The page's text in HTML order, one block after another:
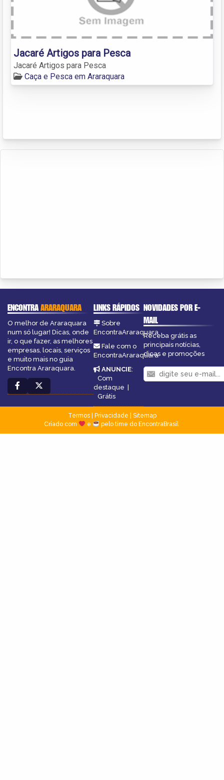
Jacaré Artigos para Pesca
Jacaré Artigos para Pesca
Caça e Pesca em Araraquara
ENCONTRAARARAQUARA
O melhor de Araraquara
num só lugar! Dicas, onde
ir, o que fazer, as melhores
empresas, locais, serviços
e muito mais no guia
Encontra Araraquara.
LINKS RÁPIDOS
Sobre
EncontraAraraquara
Fale com o
EncontraAraraquara
ANUNCIE:
Com
destaque |
Grátis
NOVIDADES POR E-
MAIL
Receba grátis as
principais notícias,
dicas e promoções
Termos| Privacidade
Sitemap
Criado com
e pelo time do EncontraBrasil